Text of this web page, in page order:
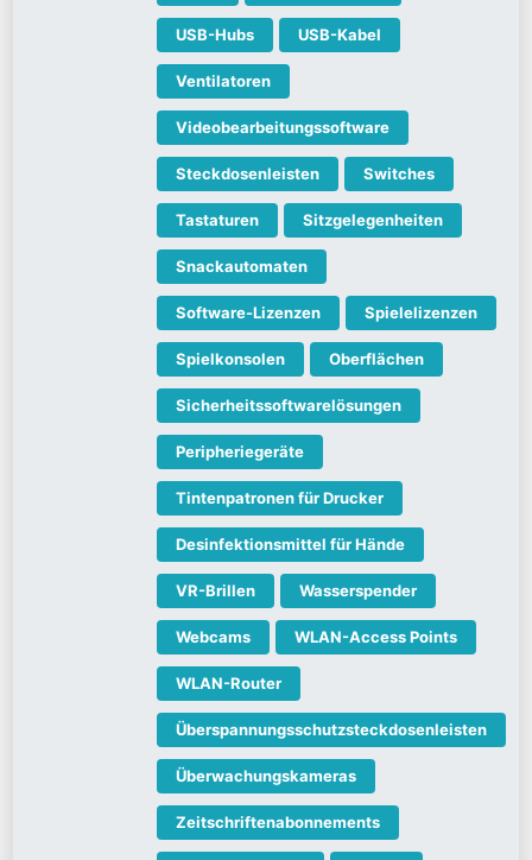
USB-Hubs USB-Kabel
Ventilatoren
Videobearbeitungssoftware
Steckdosenleisten Switches
Tastaturen Sitzgelegenheiten
Snackautomaten
Software-Lizenzen Spielelizenzen
Spielkonsolen Oberflächen
Sicherheitssoftwarelösungen
Peripheriegeräte
Tintenpatronen für Drucker
Desinfektionsmittel für Hände
VR-Brillen Wasserspender
Webcams WLAN-Access Points
WLAN-Router
Überspannungsschutzsteckdosenleisten
Überwachungskameras
Zeitschriftenabonnements